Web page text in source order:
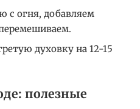
с огня, добавляем
духовку на 12-15
полезные